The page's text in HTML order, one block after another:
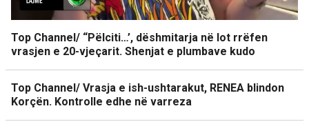
Top Channel/ “Pëlciti…’, dëshmitarja në lot rrëfen
vrasjen e 20-vjeçarit. Shenjat e plumbave kudo
Top Channel/ Vrasja e ish-ushtarakut, RENEA blindon
Korçën. Kontrolle edhe në varreza